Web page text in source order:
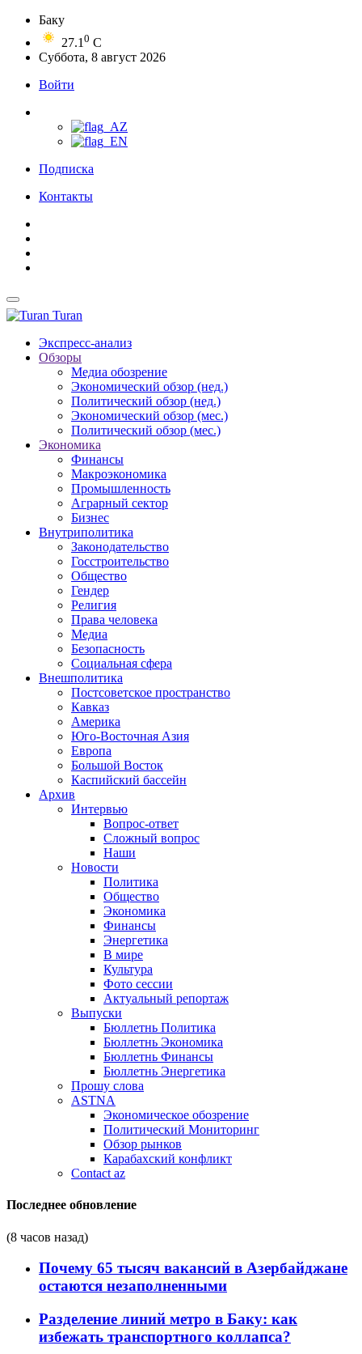
Баку
27.1 0 C
Суббота, 8 август 2026
Войти
Подписка
Контакты
Turan
Экспресс-анализ
Обзоры
Медиа обозрение
Экономический обзор (нед.)
Политический обзор (нед.)
Экономический обзор (мес.)
Политический обзор (мес.)
Экономика
Финансы
Макроэкономика
Промышленность
Аграрный сектор
Бизнес
Внутриполитика
Законодательство
Госстроительство
Общество
Гендер
Религия
Права человека
Медиа
Безопасность
Социальная сфера
Внешполитика
Постсоветское пространство
Кавказ
Америка
Юго-Восточная Азия
Европа
Большой Восток
Каспийский бассейн
Архив
Интервью
Вопрос-ответ
Сложный вопрос
Наши
Новости
Политика
Общество
Экономика
Финансы
Энергетика
В мире
Культура
Фото сессии
Актуальный репортаж
Выпуски
Бюллетнь Политика
Бюллетнь Экономика
Бюллетнь Финансы
Бюллетнь Энергетика
Прошу слова
ASTNA
Экономическое обозрение
Политический Мониторинг
Обзор рынков
Карабахский конфликт
Contact az
Последнее обновление
(8 часов назад)
Почему 65 тысяч вакансий в Азербайджане
остаются незаполненными
Разделение линий метро в Баку: как
избежать транспортного коллапса?